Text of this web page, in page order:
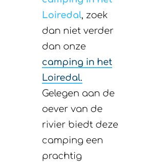
camping in het
Loiredal.
Gelegen aan de
oever van de
rivier biedt deze
camping een
uitzicht en tal
van activiteiten
om u te